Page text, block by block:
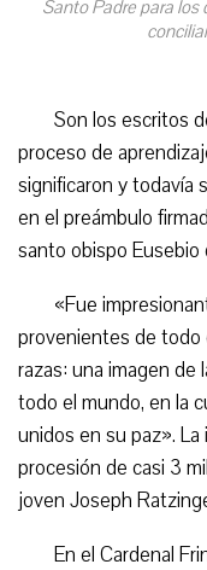
Santo Padre para los
Son los escritos
proceso de
significaron y todavía
en el preámbulo
santo obispo Eusebio
«Fue
provenientes de todo
razas: una imagen de
todo el mundo, en la
unidos en su paz».
procesión de casi 3
joven Joseph
En el Cardenal